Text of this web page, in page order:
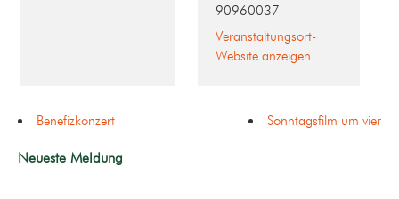
90960037
Veranstaltungsort-
Website anzeigen
Benefizkonzert Sonntagsfilm um vier
Neueste Meldung